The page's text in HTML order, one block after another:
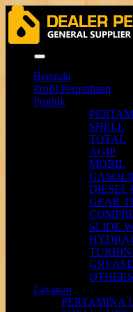
Beranda
Profil Perusahaan
Produk
SHELL
TOTAL
AGIP
MOBIL
DIESEL
GEAR
SLIDE
GREASE
OTHERS
Layanan
PERTAMINA